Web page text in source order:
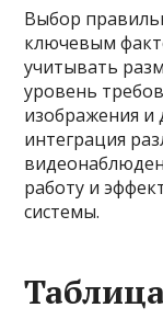
Выбор
ключевым
учитывать
уровень
изображения и
интеграция
работу и
системы.